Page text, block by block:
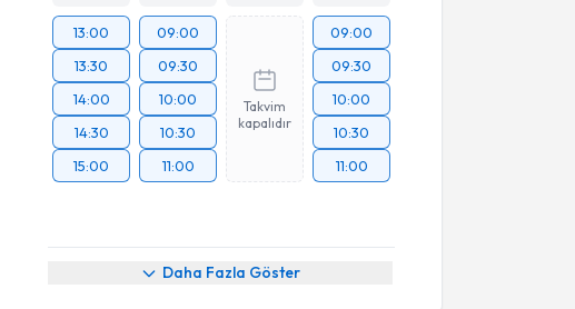
13:00
13:30
14:00
14:30
15:00
09:00
09:30
10:00
10:30
11:00
Takvim
kapalıdır
09:00
09:30
10:00
10:30
11:00
Daha Fazla Göster
Randevu Takvimi Talebi